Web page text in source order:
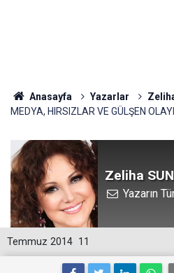
Anasayfa Yazarlar
MEDYA, HIRSIZLAR VE GÜLŞEN
Zeliha
Yazarın
11
Temmuz 2014